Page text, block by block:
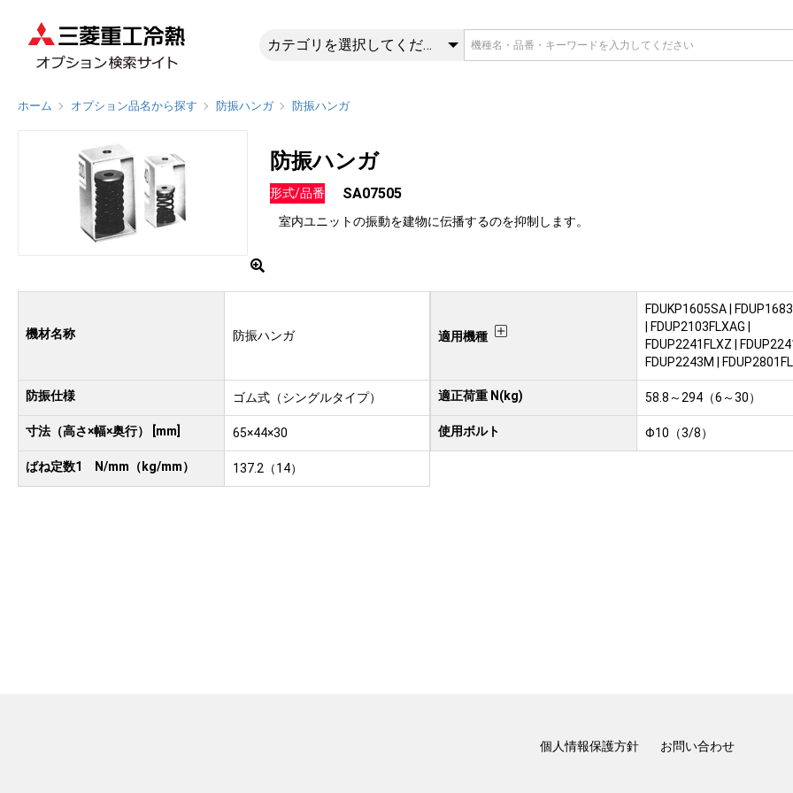
SA07505 | 防振ハンガ | 三菱重工冷熱 オ
カテゴリを選択してください
ホーム オプション品名から探す 防振ハンガ 防振ハンガ
防振ハンガ
形式/品番 SA07505
室内ユニットの振動を建物に伝播するのを抑制します。
機材名称 防振ハンガ 適用機種
FDUKP1605SA |
| FDUP2103FLXAG |
FDUP2241FLXZ |
FDUP2243M |
防振仕様 ゴム式（シングルタイプ） 適正荷重 N(kg) 58.8～294（6～30）
寸法（高さ×幅×奥行） [mm] 65×44×30 使用ボルト Φ10（3/8）
ばね定数1 N/mm（kg/mm） 137.2（14）
個人情報保護方針 お問い合わせ